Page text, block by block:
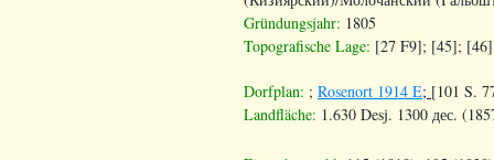
Gründungsjahr: 1805
Topografische Lage: [27 F9]; [45];
Dorfplan: ; Rosenort 1914 E; [101 S.
Landfläche: 1.630 Desj. 1300 дес.